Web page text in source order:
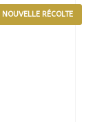
NOUVELLE RÉCOLTE